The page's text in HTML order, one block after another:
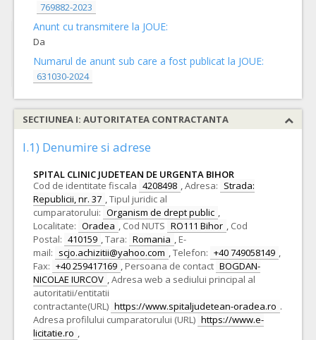
769882-2023
Anunt cu transmitere la JOUE:
Da
Numarul de anunt sub care a fost publicat la JOUE:
631030-2024
SECTIUNEA I: AUTORITATEA CONTRACTANTA
I.1) Denumire si adrese
SPITAL CLINIC JUDETEAN DE URGENTA BIHOR
Cod de identitate fiscala 4208498 ,Adresa: Strada:
Republicii, nr. 37 ,Tipul juridic al
cumparatorului: Organism de drept public ,
Localitate: Oradea , Cod NUTS RO111 Bihor , Cod
Postal: 410159 ,Tara: Romania , E-
mail: scjo.achizitii@yahoo.com ,Telefon: +40 749058149 ,
Fax: +40 259417169 , Persoana de contact BOGDAN-
NICOLAE IURCOV ,Adresa web a sediului principal al
autoritatii/entitatii
contractante(URL) https://www.spitaljudetean-oradea.ro .
Adresa profilului cumparatorului (URL) https://www.e-
licitatie.ro ,